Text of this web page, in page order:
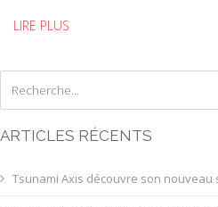
LIRE PLUS
ARTICLES RÉCENTS
Tsunami Axis découvre son nouveau